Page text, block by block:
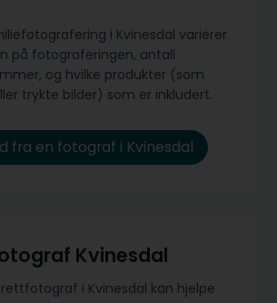
i Kvinesdal varierer
på fotograferingen, antall
og hvilke produkter (som
trykte bilder) som er inkludert.
fra en fotograf i Kvinesdal
Kvinesdal
i Kvinesdal kan hjelpe